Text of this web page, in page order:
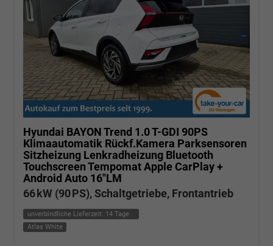
Hyundai BAYONTrend 1.0 T-GDI 90PS
Klimaautomatik Rückf.Kamera Parksensoren
Sitzheizung Lenkradheizung Bluetooth
Touchscreen Tempomat Apple CarPlay +
Android Auto 16"LM
66 kW (90 PS), Schaltgetriebe, Frontantrieb
unverbindliche Lieferzeit: 14 Tage
Atlas White